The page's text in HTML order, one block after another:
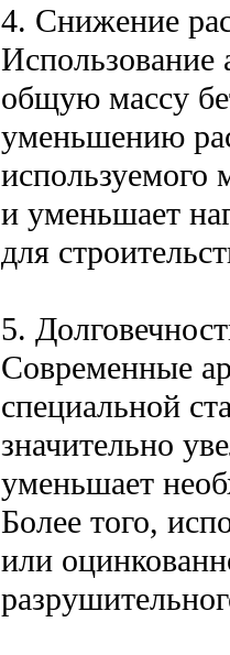
4. Снижение
Использование
общую массу
уменьшению
используемого
и уменьшает
для
5.
Современные
специальной
значительно
уменьшает
Более того,
или